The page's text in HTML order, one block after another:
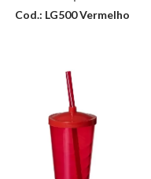
Cod.: LG500 Vermelho